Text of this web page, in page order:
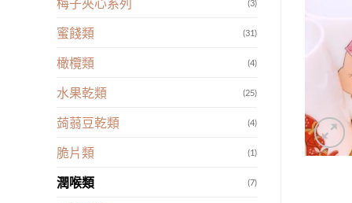
(3)
蜜餞類 (31)
橄欖類 (4)
水果乾類 (25)
蒟蒻豆乾類 (4)
脆片類 (1)
潤喉類 (7)